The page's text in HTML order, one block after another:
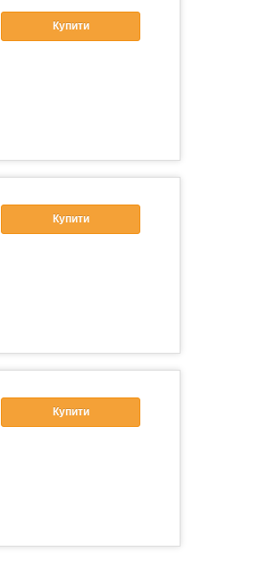
Купити
Купити
Купити